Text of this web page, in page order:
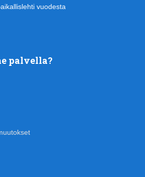
vuodesta
palvella?